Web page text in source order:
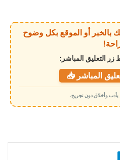
رأيك بالخبر أو الموقع بكل وضوح
زر التعليق المباشر:
المباشر 📥
بأدب وأخلاق دون تجريح.